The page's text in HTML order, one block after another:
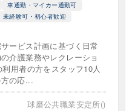
就労継続支援A型
生活介護事業所
重度障害者等包
障害者ショート
車通勤・マイカー通勤可
未経験可・初心者歓迎
ービス計画に基づく日常
介護業務やレクレーショ
用者の方をスタッフ10人
の応...
球磨公共職業安定所()